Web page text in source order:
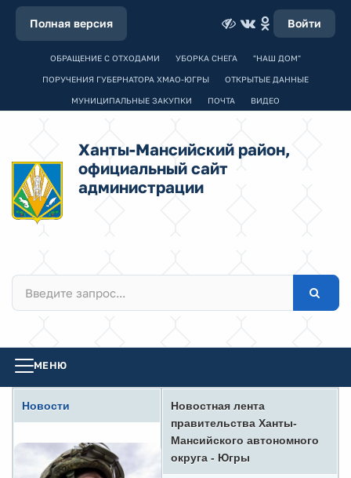
Полная версия Войти
ОБРАЩЕНИЕ С ОТХОДАМИ УБОРКА СНЕГА "НАШ ДОМ"
ПОРУЧЕНИЯ ГУБЕРНАТОРА ХМАО-ЮГРЫ ОТКРЫТЫЕ ДАННЫЕ
МУНИЦИПАЛЬНЫЕ ЗАКУПКИ ПОЧТА ВИДЕО
Ханты-Мансийский район,
официальный сайт
администрации
МЕНЮ
Новости
Новостная лента
правительства Ханты-
Мансийского автономного
округа - Югры